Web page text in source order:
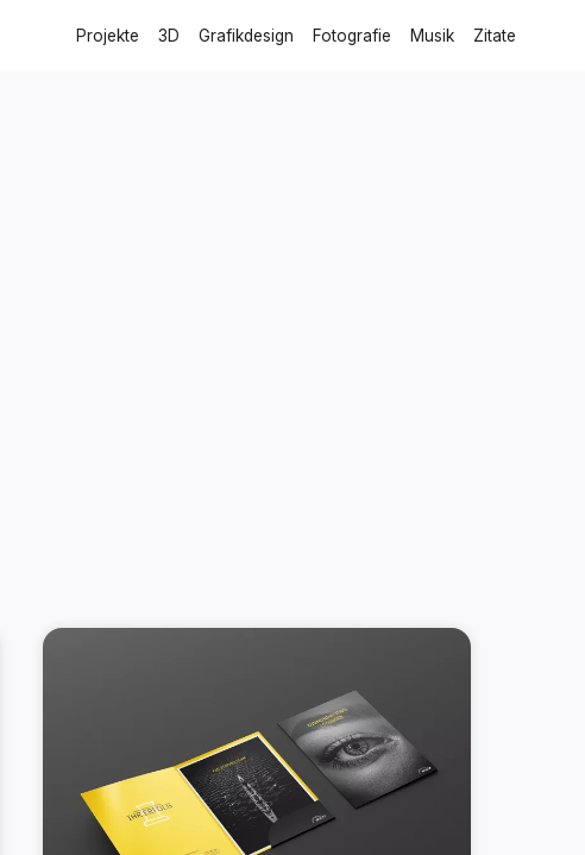
Projekte 3D Grafikdesign Fotografie Musik Zitate